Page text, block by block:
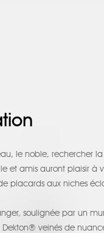
le noble, rechercher la
et amis auront plaisir à
placards aux niches
soulignée par un
veinés de